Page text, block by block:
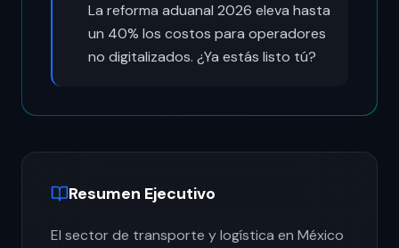
La reforma aduanal 2026 eleva hasta
un 40% los costos para operadores
no digitalizados. ¿Ya estás listo tú?
Resumen Ejecutivo
El sector de transporte y logística en México